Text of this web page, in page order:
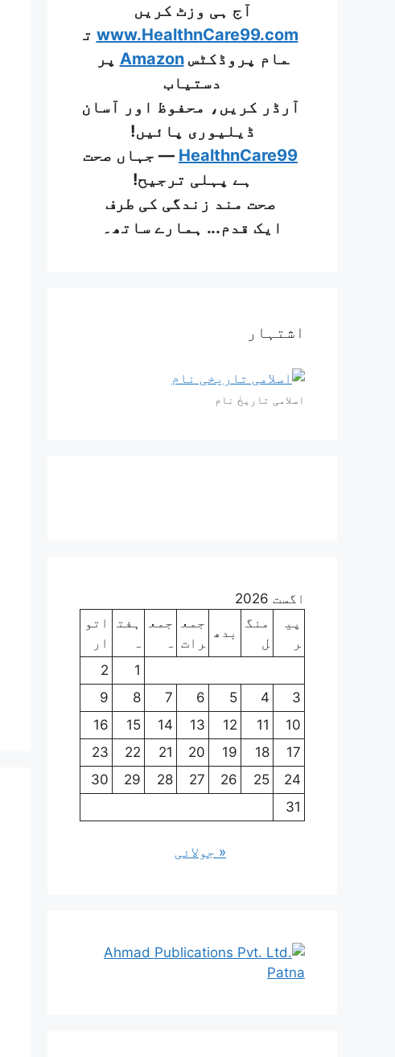
آج ہی وزٹ کریں
www.HealthnCare99.com ت
مام پروڈکٹسAmazon پر
دستیاب
آرڈر کریں، محفوظ اور آسان
ڈیلیوری پائیں!
HealthnCare99 — جہاں صحت
ہے پہلی ترجیح!
صحت مند زندگی کی طرف
ایک قدم... ہمارے ساتھ۔
اشتہار
اسلامی تاریخٰ نام
اگست 2026
پی
ر
منگ
ل
بدھ
جمع
رات
جمع
ہ
ہفت
ہ
اتو
ار
1
2
3
4
5
6
7
8
9
10
11
12
13
14
15
16
17
18
19
20
21
22
23
24
25
26
27
28
29
30
31
« جولائی